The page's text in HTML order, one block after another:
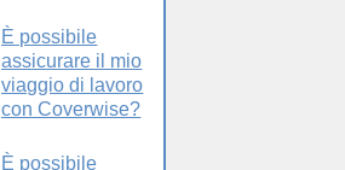
È possibile
assicurare il mio
viaggio di lavoro
con Coverwise?
È possibile